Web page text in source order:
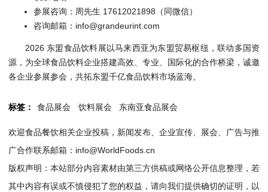
参展咨询：周先生 17612021898（同微信）
咨询邮箱：info@grandeurint.com
2026 东盟食品饮料展以马来西亚为东盟贸易枢纽，联动多国资
源，为全球食品饮料企业搭建高效、专业、国际化的合作桥梁，诚邀
各企业参展参会，共拓东盟千亿食品饮料市场蓝海。
标签： 食品展会 饮料展会 东南亚食品展会
欢迎食品餐饮相关企业投稿，新闻发布、企业宣传、展会、广告与推
广合作联系邮箱：info@WorldFoods.cn
版权声明：本站部分内容素材由第三方供稿或网络公开信息整理，若
其中内容有误或不慎侵犯了您的权益，请向我们提供确切的证明，以